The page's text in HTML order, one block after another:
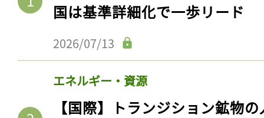
国は基準詳細化で一歩リード
2026/07/13
エネルギー・資源
【国際】トランジション鉱物